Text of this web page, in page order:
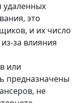
удаленных
это
и их число
за влияния
или
предназначены
не